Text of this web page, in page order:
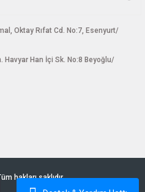
Oktay Rıfat Cd. No:7, Esenyurt/
Havyar Han İçi Sk. No:8 Beyoğlu/
hakları saklıdır.